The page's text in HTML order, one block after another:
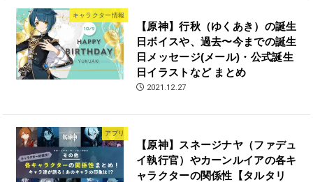
キャラクター情報
【原神】行秋（ゆくあき）の誕生
日ボイスや、過去〜今までの誕生
日メッセージ(メール)・公式誕生
日イラストなど まとめ
2021.12.27
アプリ
【原神】スネージナヤ（ファデュ
イ執行官）やカーンルイアの各キ
ャラクターの関係性【タルタリ